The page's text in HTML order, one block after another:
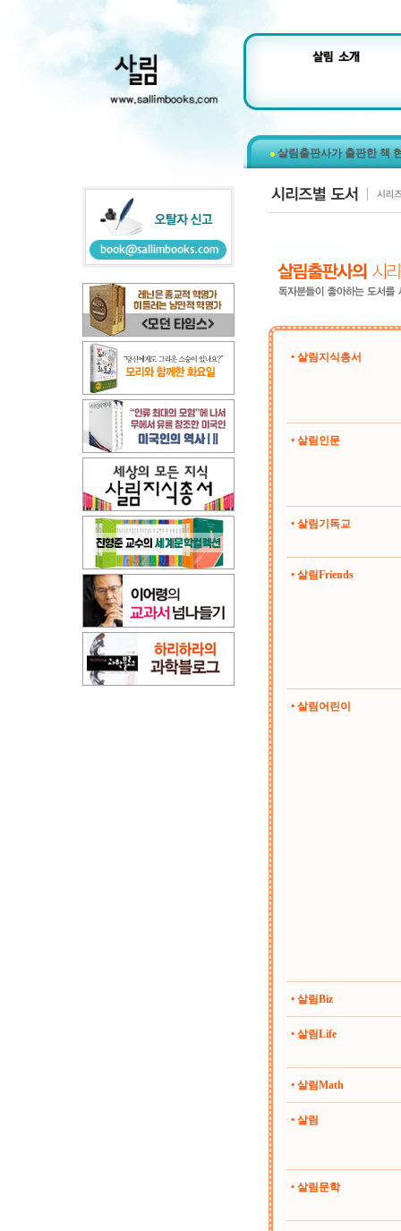
살림출판사가 출판한 책
• 살림지식총서
• 살림인문
• 살림기독교
• 살림Friends
• 살림어린이
• 살림Biz
• 살림Life
• 살림Math
• 살림
• 살림문학